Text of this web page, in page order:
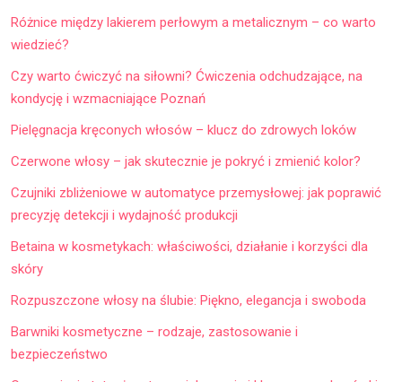
Różnice między lakierem perłowym a metalicznym – co warto
wiedzieć?
Czy warto ćwiczyć na siłowni? Ćwiczenia odchudzające, na
kondycję i wzmacniające Poznań
Pielęgnacja kręconych włosów – klucz do zdrowych loków
Czerwone włosy – jak skutecznie je pokryć i zmienić kolor?
Czujniki zbliżeniowe w automatyce przemysłowej: jak poprawić
precyzję detekcji i wydajność produkcji
Betaina w kosmetykach: właściwości, działanie i korzyści dla
skóry
Rozpuszczone włosy na ślubie: Piękno, elegancja i swoboda
Barwniki kosmetyczne – rodzaje, zastosowanie i
bezpieczeństwo